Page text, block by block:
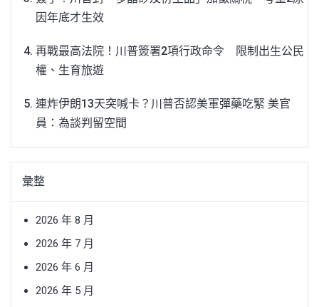
因年底才生效
再戰最高法院！川普簽署2項行政命令 限制出生公民
權、生育旅遊
連炸伊朗13天突喊卡？川普否認美軍彈藥吃緊 美官
員：為談判留空間
彙整
2026 年 8 月
2026 年 7 月
2026 年 6 月
2026 年 5 月